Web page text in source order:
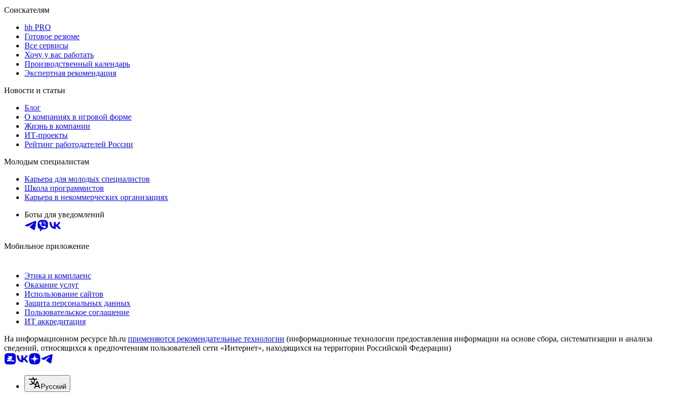
Соискателям
hh PRO
Готовое резюме
Все сервисы
Хочу у вас работать
Производственный календарь
Экспертная рекомендация
Новости и статьи
Блог
О компаниях в игровой форме
Жизнь в компании
ИТ-проекты
Рейтинг работодателей России
Молодым специалистам
Карьера для молодых специалистов
Школа программистов
Карьера в некоммерческих организациях
Боты для уведомлений
Мобильное приложение
Этика и комплаенс
Оказание услуг
Использование сайтов
Защита персональных данных
Пользовательское соглашение
ИТ аккредитация
На информационном ресурсе hh.ru применяются рекомендательные технологии (информационные технологии предоставления информации на основе сбора, систематизации и анализа
сведений, относящихся к предпочтениям пользователей сети «Интернет», находящихся на территории Российской Федерации)
Русский